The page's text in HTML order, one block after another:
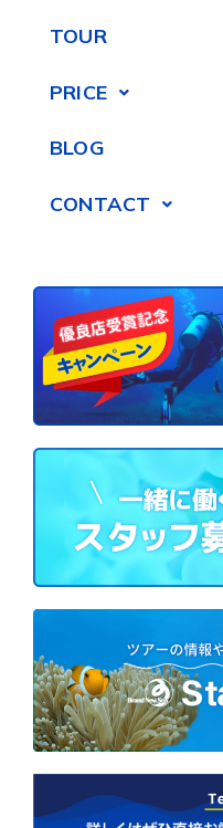
TOUR
PRICE
BLOG
CONTACT